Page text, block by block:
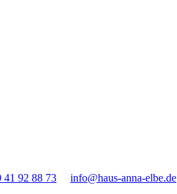
41 92 88 73
info@haus-anna-elbe.de